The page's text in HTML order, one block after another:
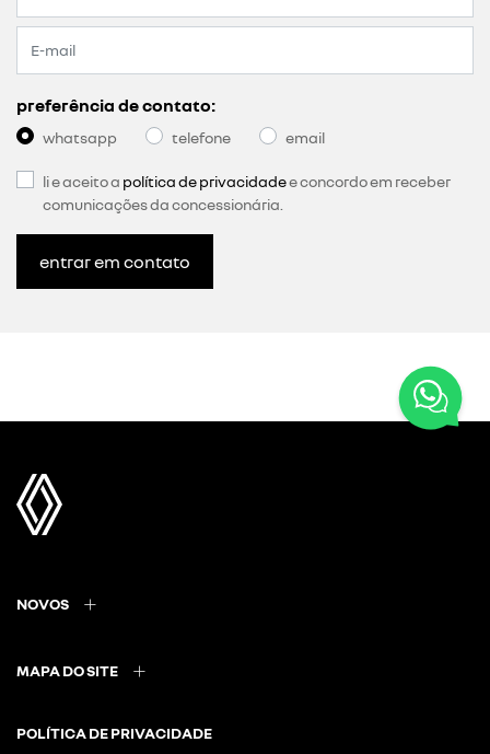
preferência de contato:
whatsapp telefone email
li e aceito a política de privacidadee concordo em receber
comunicações da concessionária.
entrar em contato
NOVOS
MAPA DO SITE
POLÍTICA DE PRIVACIDADE